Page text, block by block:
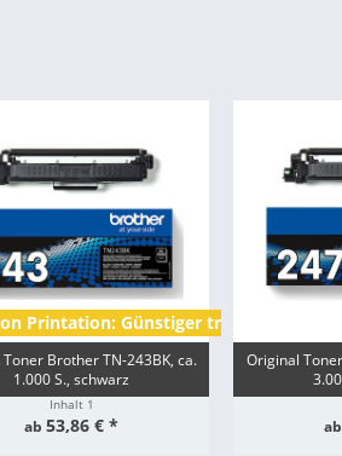
Kapazität
Printation: Günstiger trotz 3-facher
Brother TN-243BK, ca.
1.000 S., schwarz
Inhalt 1
ab 53,86 € *
Original